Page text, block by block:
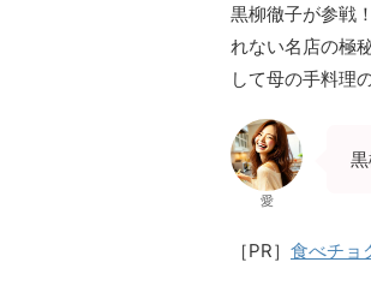
黒柳徹子が参戦
れない名店の極
して母の手料理
愛
［PR］ 食べチョ